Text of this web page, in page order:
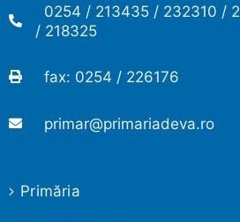
0254 / 213435 / 232310 /
/ 218325
fax: 0254 / 226176
primar@primariadeva.ro
Primăria